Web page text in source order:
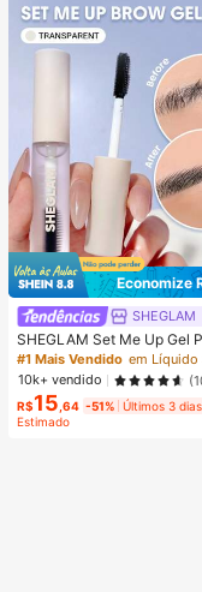
Economize
SHEGLAM
SHEGLAM Set Me Up Gel
rancelhas Marca De Beleza
Ticos Maquiagem Para
Meninas
#1 Mais Vendido
10k+ vendido
R$15 ,64 -51% Últimos 3 dias
Estimado